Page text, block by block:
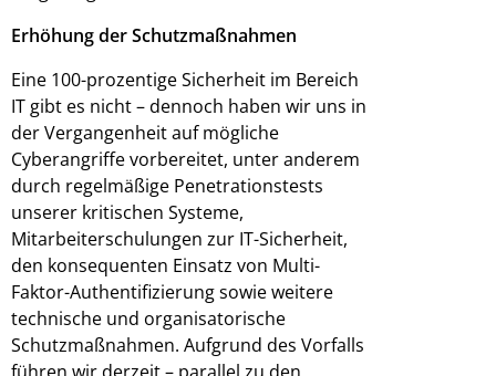
Erhöhung der Schutzmaßnahmen
Eine 100-prozentige Sicherheit im Bereich
IT gibt es nicht – dennoch haben wir uns in
der Vergangenheit auf mögliche
Cyberangriffe vorbereitet, unter anderem
durch regelmäßige Penetrationstests
unserer kritischen Systeme,
Mitarbeiterschulungen zur IT-Sicherheit,
den konsequenten Einsatz von Multi-
Faktor-Authentifizierung sowie weitere
technische und organisatorische
Schutzmaßnahmen. Aufgrund des Vorfalls